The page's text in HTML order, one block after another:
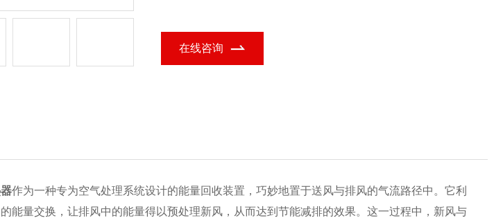
在线咨询
作为一种专为空气处理系统设计的能量回收装置，巧妙地置于送风与排风的气流路径中。它利
能量交换，让排风中的能量得以预处理新风，从而达到节能减排的效果。这一过程中，新风与